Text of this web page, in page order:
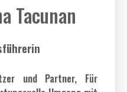
Tacunan
und Partner, Für